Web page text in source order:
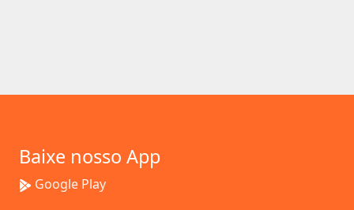
Baixe nosso App
Google Play